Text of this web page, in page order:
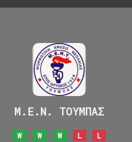
Μ.Ε.Ν. ΤΟΥΜΠΑΣ
W W W L L